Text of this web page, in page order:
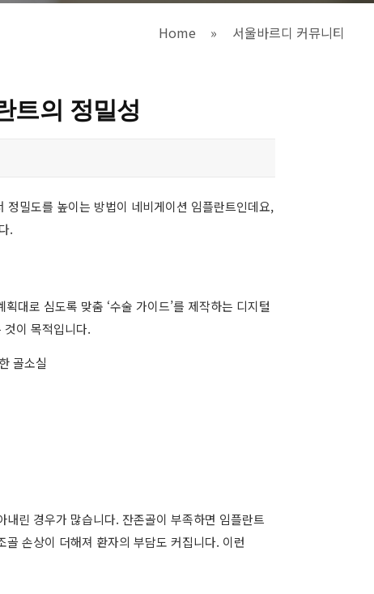
Home » 서울바르디 커뮤니티
트의 정밀성
밀도를 높이는 방법이 네비게이션 임플란트인데요,
.
대로 심도록 맞춤 ‘수술 가이드’를 제작하는 디지털
것이 목적입니다.
골소실
린 경우가 많습니다. 잔존골이 부족하면 임플란트
손상이 더해져 환자의 부담도 커집니다. 이런